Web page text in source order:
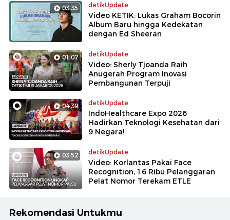
03:35 detikUpdate
Video KETIK: Lukas Graham Bocorin
Album Baru hingga Kedekatan
dengan Ed Sheeran
01:07 detikUpdate
Video: Sherly Tjoanda Raih
Anugerah Program Inovasi
Pembangunan Terpuji
04:39 detikUpdate
IndoHealthcare Expo 2026
Hadirkan Teknologi Kesehatan dari
9 Negara!
03:52 detikUpdate
Video: Korlantas Pakai Face
Recognition, 16 Ribu Pelanggaran
Pelat Nomor Terekam ETLE
Rekomendasi Untukmu